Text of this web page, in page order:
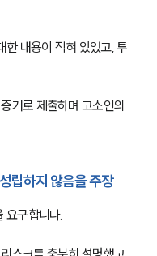
한 내용이 적혀 있었고, 투
거로 제출하며 고소인의
립하지 않음을 주장
요구합니다.